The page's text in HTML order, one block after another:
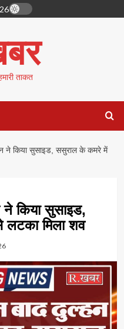
ताकत
ने किया सुसाइड, ससुराल के कमरे में
ने किया सुसाइड,
मिला शव